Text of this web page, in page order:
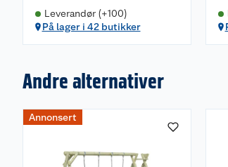
Leverandør (+100)
På lager i 42 butikker
Andre alternativer
Annonsert